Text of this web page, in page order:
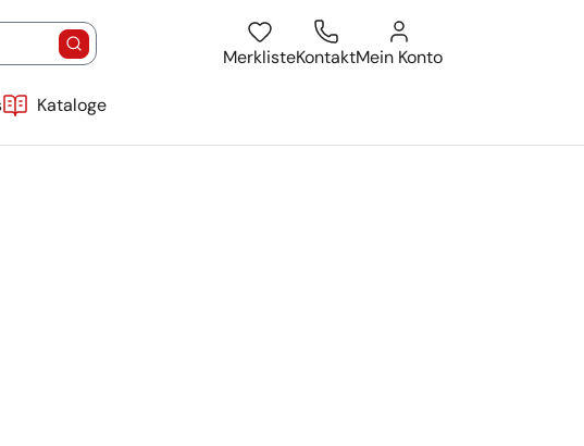
Enddatum
Reisesuche öffnen MerklisteKontaktMein Konto
Kataloge